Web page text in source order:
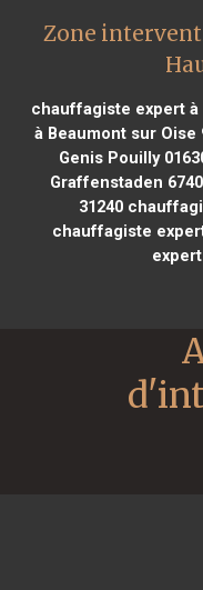
Zone
chauffagiste expert à
à Beaumont sur Oise
Genis Pouilly
Graffenstaden
31240
chauffagiste